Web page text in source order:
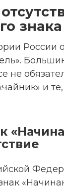
знака
не
и